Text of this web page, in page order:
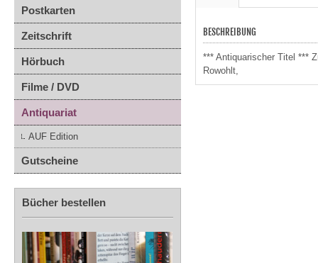
Postkarten
Zeitschrift
Hörbuch
Filme / DVD
Antiquariat
AUF Edition
Gutscheine
Bücher bestellen
BESCHREIBUNG
*** Antiquarischer Titel ***
Rowohlt,